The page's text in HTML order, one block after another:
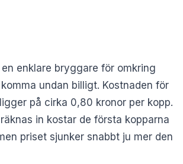
enklare bryggare för omkring
undan billigt. Kostnaden för
på cirka 0,80 kronor per kopp.
in kostar de första kopparna
priset sjunker snabbt ju mer den